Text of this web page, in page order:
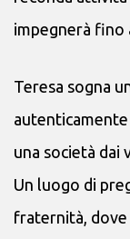
impegnerà fino
Teresa sogna
una società dai
Un luogo di
fraternità, dove